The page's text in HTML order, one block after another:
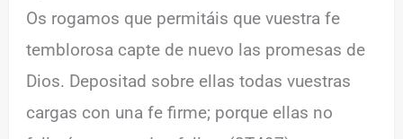
Os rogamos que permitáis que vuestra fe
temblorosa capte de nuevo las promesas de
Dios. Depositad sobre ellas todas vuestras
cargas con una fe firme; porque ellas no